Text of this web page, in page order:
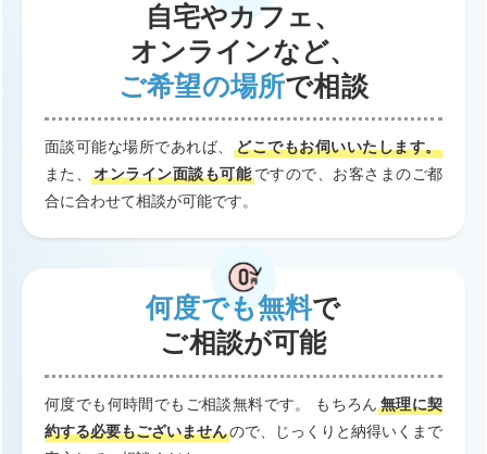
自宅やカフェ、
オンラインなど、
ご希望の場所で相談
面談可能な場所であれば、
どこでもお伺いいたします。
また、オンライン面談も可能ですので、お客さまのご都
合に合わせて相談が可能です。
何度でも無料で
ご相談が可能
何度でも何時間でもご相談無料です。 もちろん 無理に契
約する必要もございませんので、じっくりと納得いくまで